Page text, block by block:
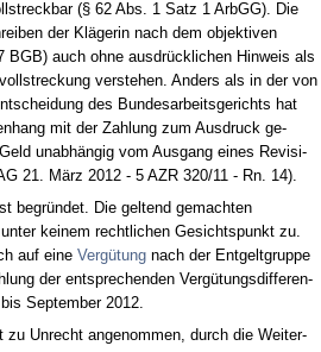
(§ 62 Abs. 1 Satz 1 ArbGG). Die
der Kläge­rin nach dem ob­jek­ti­ven
BGB) auch oh­ne aus­drück­li­chen Hin­weis als
ver­ste­hen. An­ders als in der von
des Bun­des­ar­beits­ge­richts hat
mit der Zah­lung zum Aus­druck ge­
un­abhängig vom Aus­gang ei­nes Re­vi­si­
21. März 2012 - 5 AZR 320/11 - Rn. 14).
be­gründet. Die gel­tend ge­mach­ten
kei­nem recht­li­chen Ge­sichts­punkt zu.
auf ei­ne Vergütungnach der Ent­gelt­grup­pe
der ent­spre­chen­den Vergütungs­dif­fe­ren­
Sep­tem­ber 2012.
zu Un­recht an­ge­nom­men, durch die Wei­ter­